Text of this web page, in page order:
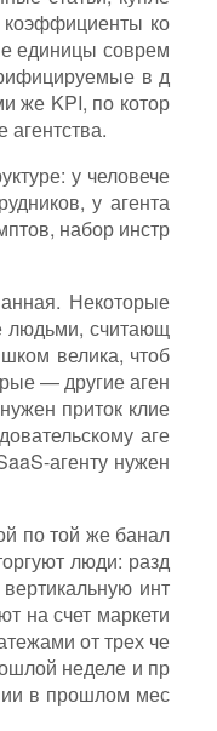
ко
единицы соврем
в д
же KPI, по котор
у человече
у агента
набор инстр
Некоторые
считающ
велика, чтоб
— другие аген
приток клие
аге
агенту нужен
по той же банал
люди: разд
инт
на счет маркети
от трех че
неделе и пр
в прошлом мес